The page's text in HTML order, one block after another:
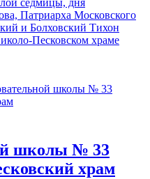
седмицы, дня
Патриарха Московского
и Болховский Тихон
Песковском храме
школы № 33
храм